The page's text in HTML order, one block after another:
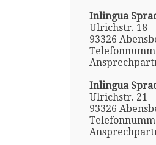
Inlingua
Ulrichstr. 18
93326
Inlingua
Ulrichstr. 21
93326